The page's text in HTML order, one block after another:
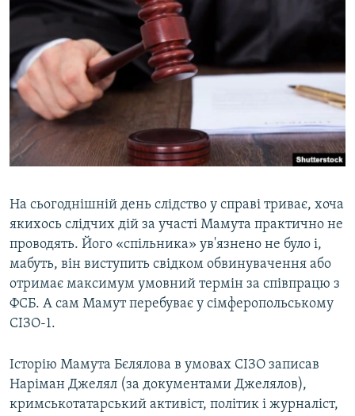
На сьогоднішній день слідство у справі триває, хоча
якихось слідчих дій за участі Мамута практично не
проводять. Його «спільника» ув'язнено не було і,
мабуть, він виступить свідком обвинувачення або
отримає максимум умовний термін за співпрацю з
ФСБ. А сам Мамут перебуває у сімферопольському
СІЗО-1.
Історію Мамута Бєлялова в умовах СІЗО записав
Наріман Джелял (за документами Джелялов),
кримськотатарський активіст, політик і журналіст,